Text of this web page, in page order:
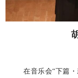
在音乐会“下篇